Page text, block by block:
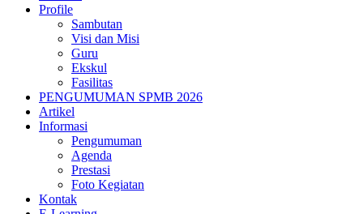
Profile
Sambutan
Visi dan Misi
Guru
Ekskul
Fasilitas
PENGUMUMAN SPMB 2026
Artikel
Informasi
Pengumuman
Agenda
Prestasi
Foto Kegiatan
Kontak